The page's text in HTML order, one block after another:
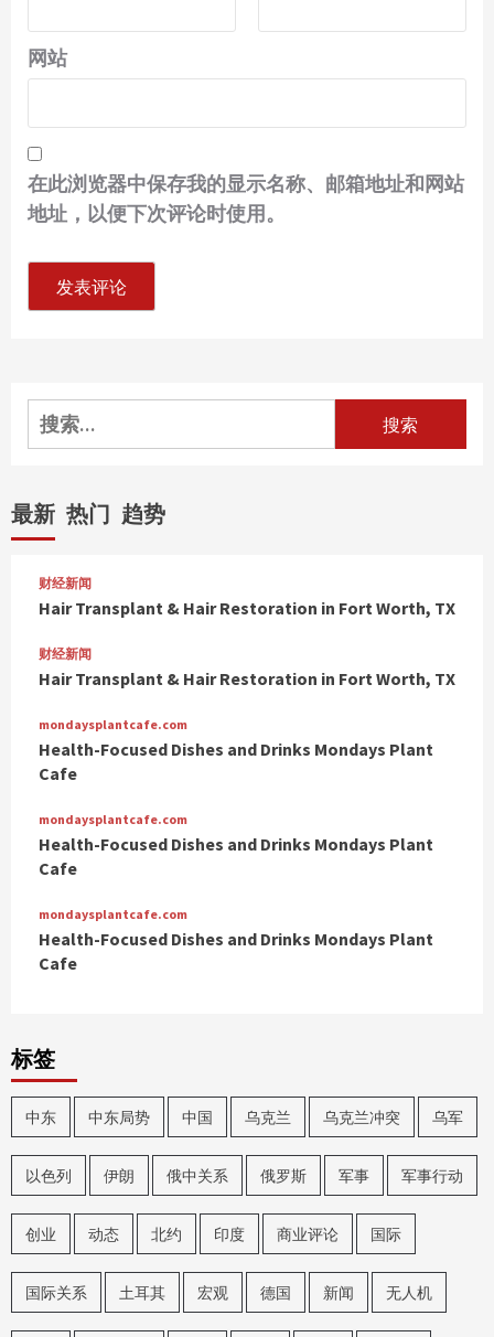
网站
在此浏览器中保存我的显示名称、邮箱地址和网站
地址，以便下次评论时使用。
搜
索：
最新 热门 趋势
财经新闻
Hair Transplant & Hair Restoration in Fort Worth, TX
财经新闻
Hair Transplant & Hair Restoration in Fort Worth, TX
mondaysplantcafe.com
Health-Focused Dishes and Drinks Mondays Plant
Cafe
mondaysplantcafe.com
Health-Focused Dishes and Drinks Mondays Plant
Cafe
mondaysplantcafe.com
Health-Focused Dishes and Drinks Mondays Plant
Cafe
标签
中东 中东局势 中国 乌克兰 乌克兰冲突 乌军
以色列 伊朗 俄中关系 俄罗斯 军事 军事行动
创业 动态 北约 印度 商业评论 国际
国际关系 土耳其 宏观 德国 新闻 无人机